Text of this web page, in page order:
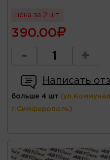
цена за 2 шт
390.00
- +
Написать
больше 4 шт
г.Симферополь)